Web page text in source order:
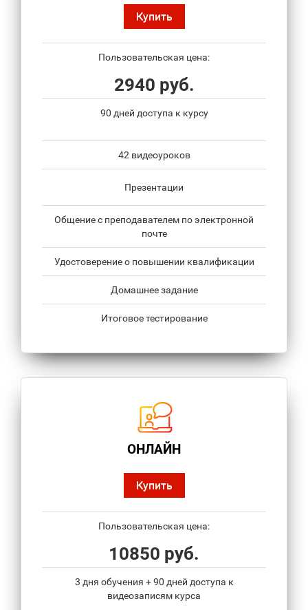
Купить
Пользовательская цена:
2940 руб.
90 дней доступа к курсу
42 видеоуроков
Презентации
Общение с преподавателем по электронной
почте
Удостоверение о повышении квалификации
Домашнее задание
Итоговое тестирование
ОНЛАЙН
Купить
Пользовательская цена:
10850 руб.
3 дня обучения + 90 дней доступа к
видеозаписям курса